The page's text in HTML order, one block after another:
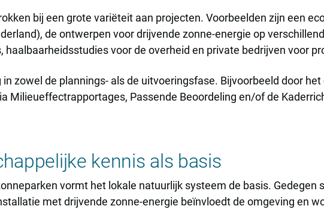
bij een grote variëteit aan projecten. Voorbeelden zijn een
de ontwerpen voor drijvende zonne-energie op
haalbaarheidsstudies voor de overheid en private bedrijven voor
zowel de plannings- als de uitvoeringsfase. Bijvoorbeeld door
Milieueffectrapportages, Passende Beoordeling en/of de
kennis als basis
vormt het lokale natuurlijk systeem de basis.
met drijvende zonne-energie beïnvloedt de omgeving en